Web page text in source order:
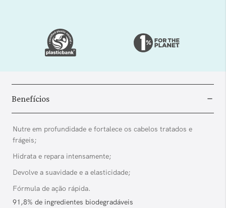
Benefícios
Nutre em profundidade e fortalece os cabelos tratados e
frágeis;
Hidrata e repara intensamente;
Devolve a suavidade e a elasticidade;
Fórmula de ação rápida.
91,8% de ingredientes biodegradáveis